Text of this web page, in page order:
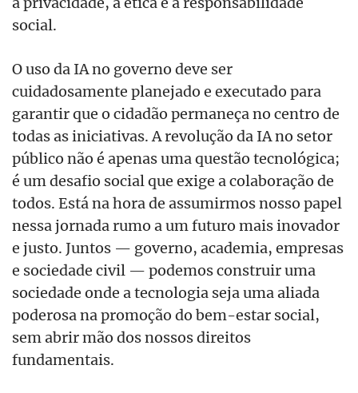
social.
O uso da IA no governo deve ser
cuidadosamente planejado e executado para
garantir que o cidadão permaneça no centro de
todas as iniciativas. A revolução da IA no setor
público não é apenas uma questão tecnológica;
é um desafio social que exige a colaboração de
todos. Está na hora de assumirmos nosso papel
nessa jornada rumo a um futuro mais inovador
e justo. Juntos — governo, academia, empresas
e sociedade civil — podemos construir uma
sociedade onde a tecnologia seja uma aliada
poderosa na promoção do bem-estar social,
sem abrir mão dos nossos direitos
fundamentais.